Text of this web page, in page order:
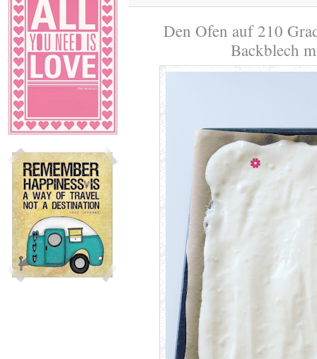
Den Ofen auf 210
Backblech